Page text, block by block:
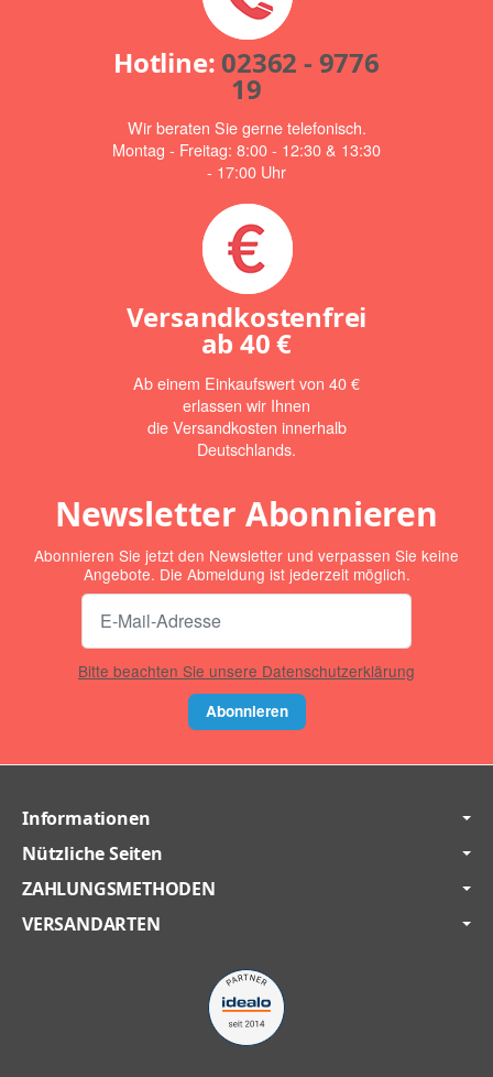
Hotline: 02362 - 9776
19
Wir beraten Sie gerne telefonisch.
Montag - Freitag: 8:00 - 12:30 & 13:30
- 17:00 Uhr
Versandkostenfrei
ab40 €
Ab einem Einkaufswert von 40 €
erlassen wir Ihnen
die Versandkosten innerhalb
Deutschlands.
Newsletter Abonnieren
Abonnieren Sie jetzt den Newsletter und verpassen Sie keine
Angebote. Die Abmeldung ist jederzeit möglich.
Bitte beachten Sie unsere Datenschutzerklärung
Abonnieren
Informationen
Nützliche Seiten
ZAHLUNGSMETHODEN
VERSANDARTEN